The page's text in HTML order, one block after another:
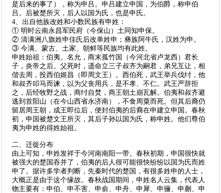
是后来的事了），称为申吕。申吕建立申国，为伯爵，称申伯
吕。后被楚所灭，后人以国为氏，也是申氏。
4、出自他族改姓和小数民族有申姓：
① 明时云南永昌军民府（今保山）土同知申保。
② 清满洲八旗姓申佳氏后改单姓申；彝族阿牛氏，汉姓为申。
③ 今满、蒙古、土家、朝鲜等民族均有此姓。
申姓始祖：伯夷。名允，商末孤竹国（今河北省卢龙西）君长
子，炎帝之后。父死时，遗命立三子叔齐为嗣君，弟兄互让，相
偕去周，投西伯姬昌（即周文王）。西伯死，武王举兵伐纣，他
和叔齐叩马而谏，以为父丧用兵，是不孝、不仁。武王严辞拒
之，后经牧野之战，商纣自焚，商王朝土崩瓦解。伯夷和叔齐避
逃到首阳山（在今山西省永济南），不食周粟而死。但其后裔仍
留居周王朝，成王即位后，便封伯夷的后裔在申建立申国。春秋
初，申国被楚文王所灭，其后子孙以国为氏，称申姓。他们尊伯
夷为申姓的得姓始祖。
二、迁徙分布
由上可知，申姓发祥于今河南南阳一带。春秋初期，申国很快就
被强大的楚国吞并了，伯夷的后人很可能很快纷纷以国为氏而姓
申了。据许多学者判断，先秦时代的楚国，有很多姓申的人士，
大概正是由于这个缘故。春秋战国期间，申姓名人云集，代表人
物主要有：申伯、申不害、申俞、申舟、申犀、申骊、申蒯、申